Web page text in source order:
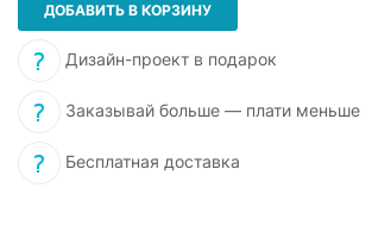
ДОБАВИТЬ В КОРЗИНУ
Дизайн-проект в подарок
Заказывай больше — плати меньше
Бесплатная доставка